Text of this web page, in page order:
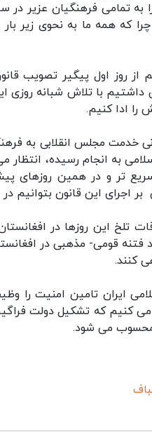
به تمامی فرهنگیان عزیر
که همه ما به نحوی زیر
از روز اول پیگیر تصویب
با تلاش شبانه روزی
را ادا کنیم.
خدمت مجلس انقلابی به
به انجام رسیده، انتظار
تر و در همین روزهای
بر اجرای این قانون بتوانیم
تلخ این روزها در
فتنه قومی- مذهبی در
کنند.
ایران تامین امنیت را
کنیم که تشکیل دولت
محسوب می شود.